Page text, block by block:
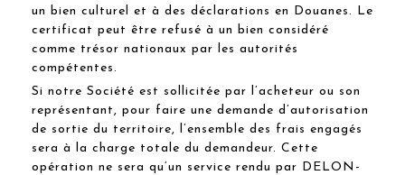
un bien culturel et à des déclarations en Douanes. Le
certificat peut être refusé à un bien considéré
comme trésor nationaux par les autorités
compétentes.
Si notre Société est sollicitée par l’acheteur ou son
représentant, pour faire une demande d’autorisation
de sortie du territoire, l’ensemble des frais engagés
sera à la charge totale du demandeur. Cette
opération ne sera qu’un service rendu par DELON-